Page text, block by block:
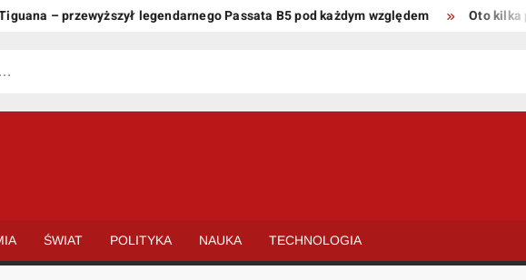
– przewyższył legendarnego Passata B5 pod każdym względem Oto kilka
ŚWIAT POLITYKA NAUKA TECHNOLOGIA